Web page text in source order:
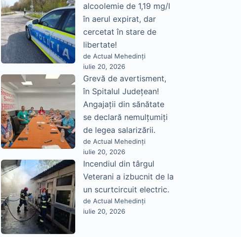
alcoolemie de 1,19 mg/l
în aerul expirat, dar
cercetat în stare de
libertate!
de Actual Mehedinți
iulie 20, 2026
Grevă de avertisment,
în Spitalul Județean!
Angajații din sănătate
se declară nemulțumiți
de legea salarizării.
de Actual Mehedinți
iulie 20, 2026
Incendiul din târgul
Veterani a izbucnit de la
un scurtcircuit electric.
de Actual Mehedinți
iulie 20, 2026